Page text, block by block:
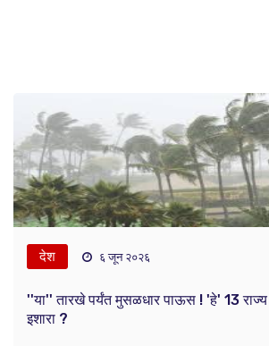
देश ६ जून २०२६
''या'' तारखे पर्यंत मुसळधार पाऊस ! 'हे' 13
इशारा ?